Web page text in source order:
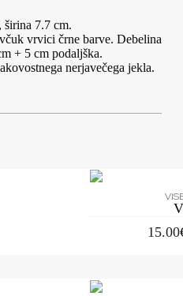
širina 7.7 cm.
vrvici črne barve. Debelina
+ 5 cm podaljška.
nerjavečega jekla.
15.00